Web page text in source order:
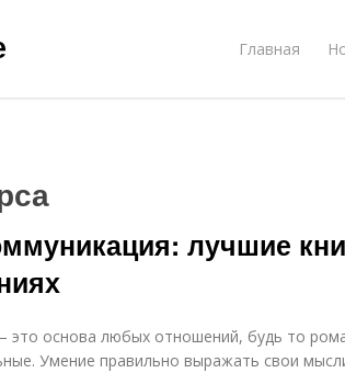
Главная
лучшие
основа любых отношений, будь то
Умение правильно выражать свои